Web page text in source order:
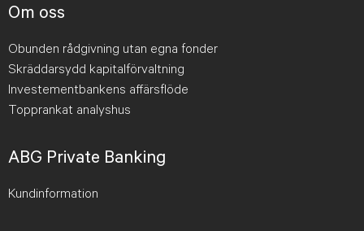
Om oss
Obunden rådgivning utan egna fonder
Skräddarsydd kapitalförvaltning
Investementbankens affärsflöde
Topprankat analyshus
ABG Private Banking
Kundinformation